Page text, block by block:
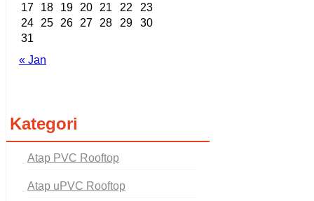
« Jan
17
18 19 20 21 22
23
24
25 26 27 28 29
30
31
Kategori
Atap PVC Rooftop
Atap uPVC Rooftop